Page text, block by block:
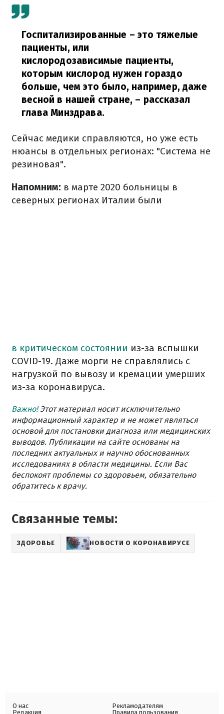
Госпитализированные – это тяжелые
пациенты, или
кислородозависимые пациенты,
которым кислород нужен гораздо
больше, чем это было, например, даже
весной в нашей стране, – рассказал
глава Минздрава.
Сейчас медики справляются, но уже есть
нюансы в отдельных регионах: "Система не
резиновая".
Напомним: в марте 2020 больницы в
северных регионах Италии были
в критическом состоянии из-за вспышки
COVID-19. Даже морги не справлялись с
нагрузкой по вывозу и кремации умерших
из-за коронавируса.
Важно!Этот материал носит исключительно
информационный характер и не может являться
основой для постановки диагноза или медицинских
выводов. Публикации на сайте основаны на
последних актуальных и научно обоснованных
исследованиях в области медицины. Если Вас
беспокоят проблемы со здоровьем, обязательно
обратитесь к врачу.
Связанные темы:
ЗДОРОВЬЕ НОВОСТИ О КОРОНАВИРУСЕ
О нас
Редакция
Рекламодателям
Правила пользования